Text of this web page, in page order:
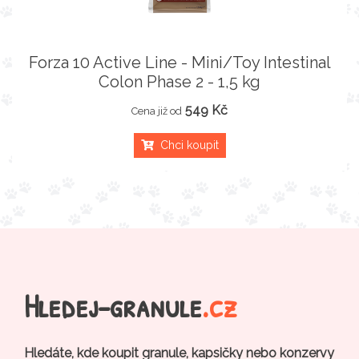
Forza 10 Active Line - Mini/Toy Intestinal
Colon Phase 2 - 1,5 kg
Cena již od 549 Kč
Chci koupit
Hledej-granule.cz
Hledáte, kde koupit granule, kapsičky nebo konzervy